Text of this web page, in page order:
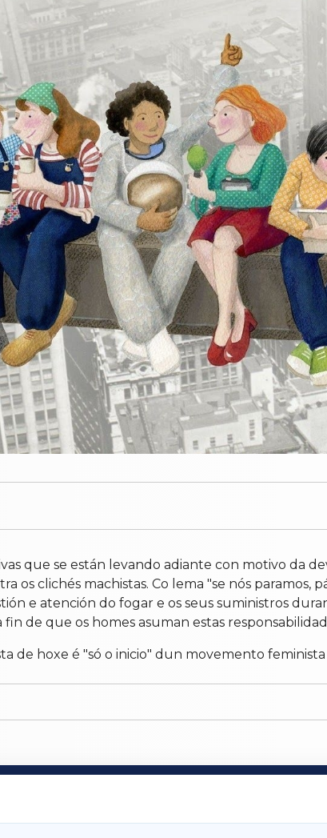
que se están levando adiante con motivo da
os clichés machistas. Co lema "se nós paramos,
e atención do fogar e os seus suministros
fin de que os homes asuman estas
de hoxe é "só o inicio" dun movemento